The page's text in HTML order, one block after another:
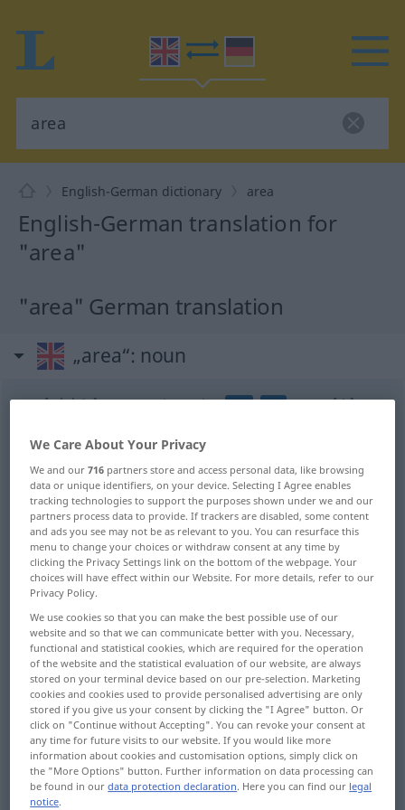
English-German dictionary area
English-German translation for
"area"
"area" German translation
„area“: noun
area [ˈɛ(ə)riə]s <areas;besonders BIOL MED areae [-iː]>
Overview of all translations
begrenzte Fläche, Flächenraum, Ober-,
Grundfläche
Bezirk, Gebiet, Region, Zone freier Platz
Grundstück Bereich, Gebiet, Spielraum
Flächeninhalt, GrundFläche, Inhalt
OberFläche Feld, Bezirk
Zone, Gegend, Sphäre, Area, Zentrum
We Care About Your Privacy
We and our716 partners store and access personal data, like browsing
data or unique identifiers, on your device. Selecting I Agree enables
tracking technologies to support the purposes shown under we and our
partners process data to provide. If trackers are disabled, some content
and ads you see may not be as relevant to you. You can resurface this
menu to change your choices or withdraw consent at any time by
clicking the Privacy Settings link on the bottom of the webpage. Your
choices will have effect within our Website. For more details, refer to our
Privacy Policy.
We use cookies so that you can make the best possible use of our
website and so that we can communicate better with you. Necessary,
functional and statistical cookies, which are required for the operation
of the website and the statistical evaluation of our website, are always
stored on your terminal device based on our pre-selection. Marketing
cookies and cookies used to provide personalised advertising are only
stored if you give us your consent by clicking the "I Agree" button. Or
click on "Continue without Accepting". You can revoke your consent at
any time for future visits to our website. If you would like more
information about cookies and customisation options, simply click on
the "More Options" button. Further information on data processing can
be found in ourdata protection declaration. Here you can find our legal
notice.